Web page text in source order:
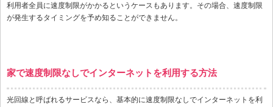
利用者全員に速度制限がかかるというケースもあります。その場合、速度制限
が発生するタイミングを予め知ることができません。
家で速度制限なしでインターネットを利用する方法
光回線と呼ばれるサービスなら、基本的に速度制限なしでインターネットを利